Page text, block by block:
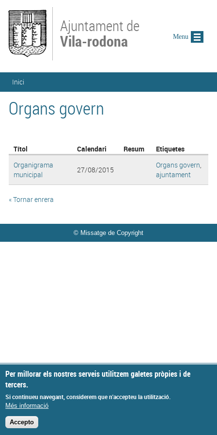
Ajuntament de
Vila-rodona
Esteu aquí
Inici
Organs govern
Títol Calendari Resum
Etiquetes
Organigrama
municipal
27/08/2015
Organs govern,
ajuntament
« Tornar enrera
© Missatge de Copyright
Menu
Per millorar els nostres serveis utilitzem galetes pròpies i de
tercers.
Si continueu navegant, considerem que n'accepteu la utilització.
Més informació
Accepto